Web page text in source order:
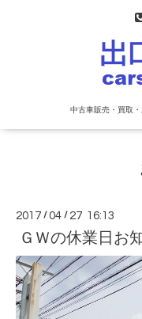
中古車販売・買取
2017 /04 / 27 16:13
ＧＷの休業日お